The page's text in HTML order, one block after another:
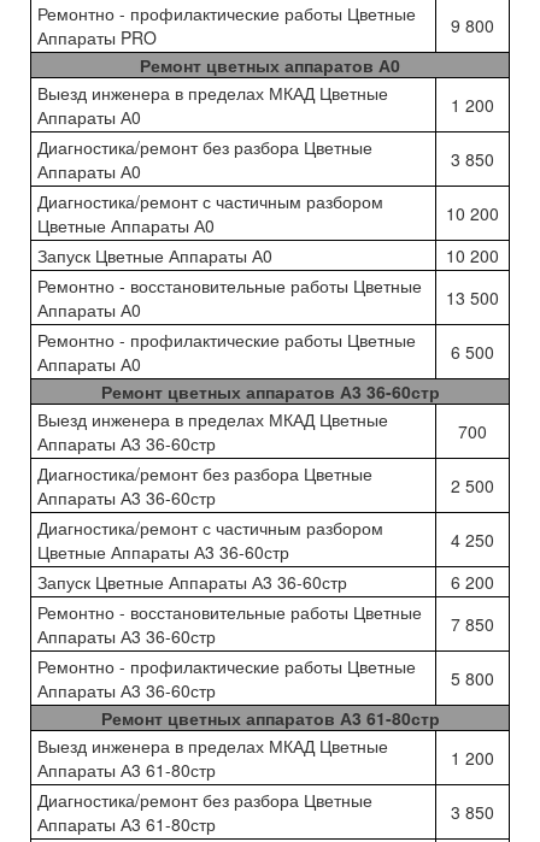
Ремонтно - профилактические работы Цветные
Аппараты PRO
9 800
Ремонт цветных аппаратов А0
Выезд инженера в пределах МКАД Цветные
Аппараты А0
1 200
Диагностика/ремонт без разбора Цветные
Аппараты А0
3 850
Диагностика/ремонт с частичным разбором
Цветные Аппараты А0
10 200
Запуск Цветные Аппараты А0
10 200
Ремонтно - восстановительные работы Цветные
Аппараты А0
13 500
Ремонтно - профилактические работы Цветные
Аппараты А0
6 500
Ремонт цветных аппаратов А3 36-60стр
Выезд инженера в пределах МКАД Цветные
Аппараты А3 36-60стр
700
Диагностика/ремонт без разбора Цветные
Аппараты А3 36-60стр
2 500
Диагностика/ремонт с частичным разбором
Цветные Аппараты А3 36-60стр
4 250
Запуск Цветные Аппараты А3 36-60стр
6 200
Ремонтно - восстановительные работы Цветные
Аппараты А3 36-60стр
7 850
Ремонтно - профилактические работы Цветные
Аппараты А3 36-60стр
5 800
Ремонт цветных аппаратов А3 61-80стр
Выезд инженера в пределах МКАД Цветные
Аппараты А3 61-80стр
1 200
Диагностика/ремонт без разбора Цветные
Аппараты А3 61-80стр
3 850